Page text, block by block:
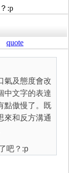
:p
quote
氣及態度會改
中文字的表達
點傲慢了。既
來和反方溝通
吧？:p